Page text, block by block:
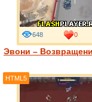
Эвони –
648 0
HTML5